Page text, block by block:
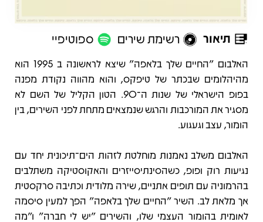
תיאור רשימת שירים ספוטיפיי
תיאור
האלבום "החיים שלך בלאפה" שיצא לראשונה ב 1995 הוא
מהיהלומים שבכתר של טיפקס, והוא מהווה נקודת מפנה
בפופ הישראלי של שנות ה־90. הטון הקליל של השם לא
מסגיר את המורכבות והרגש שנמצאים מתחת לפני השירים, בין
הומור, עצב וגעגוע.
האלבום משלב נאמנות מוחלטת לזהות הים־תיכונית יחד עם
נגיעות רוק ופופ, כשהסינתיסייזרים והאקוסטיקה משתלבים
בהרמוניה עם תופים אתניים, שירה מלודית וכתיבה סרקסטית
אך מלאת לב. השיר "החיים שלך בלאפה" הפך למעין סיסמה
לאומית בהומור העצמי שלו, והשירים "יש לי חברה" ו"מה